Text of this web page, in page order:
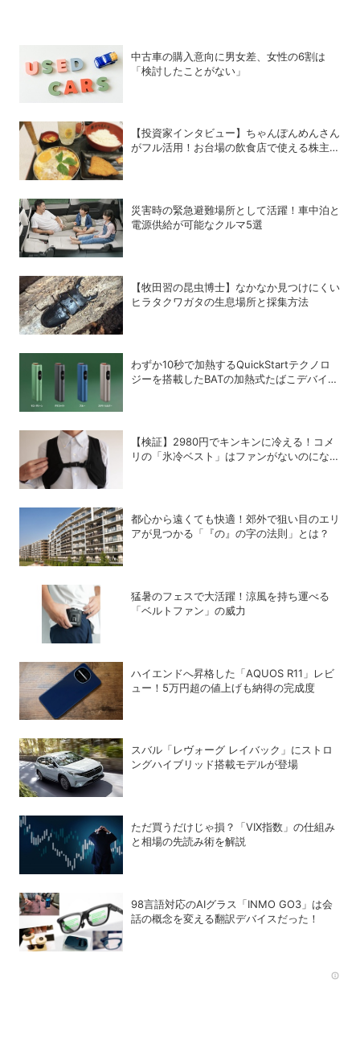
中古車の購入意向に男女差、女性の6割は
「検討したことがない」
【投資家インタビュー】ちゃんぽんめんさん
がフル活用！お台場の飲食店で使える株主優
災害時の緊急避難場所として活躍！車中泊と
電源供給が可能なクルマ5選
【牧田習の昆虫博士】なかなか見つけにくい
ヒラタクワガタの生息場所と採集方法
わずか10秒で加熱するQuickStartテクノロ
ジーを搭載したBATの加熱式たばこデバイス
【検証】2980円でキンキンに冷える！コメ
リの「氷冷ベスト」はファンがないのになぜ
都心から遠くても快適！郊外で狙い目のエリ
アが見つかる「『の』の字の法則」とは？
猛暑のフェスで大活躍！涼風を持ち運べる
「ベルトファン」の威力
ハイエンドへ昇格した「AQUOS R11」レビ
ュー！5万円超の値上げも納得の完成度
スバル「レヴォーグ レイバック」にストロ
ングハイブリッド搭載モデルが登場
ただ買うだけじゃ損？「VIX指数」の仕組み
と相場の先読み術を解説
98言語対応のAIグラス「INMO GO3」は会
話の概念を変える翻訳デバイスだった！